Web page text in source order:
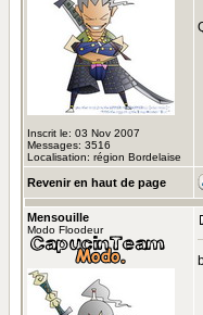
Inscrit le: 03 Nov 2007
Messages: 3516
Localisation: région Bordelaise
Revenir en haut de page
Mensouille
Modo Floodeur